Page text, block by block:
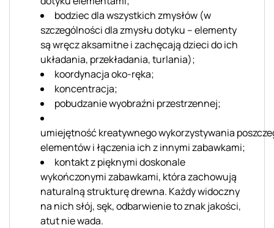
bodziec dla wszystkich zmysłów (w
szczególności dla zmysłu dotyku – elementy
są wręcz aksamitne i zachęcają dzieci do ich
układania, przekładania, turlania);
koordynacja oko-ręka;
koncentracja;
pobudzanie wyobraźni przestrzennej;
umiejętność kreatywnego wykorzystywania
elementów i łączenia ich z innymi zabawkami;
kontakt z pięknymi doskonale
wykończonymi zabawkami, która zachowują
naturalną strukturę drewna. Każdy widoczny
na nich słój, sęk, odbarwienie to znak jakości,
atut nie wada.